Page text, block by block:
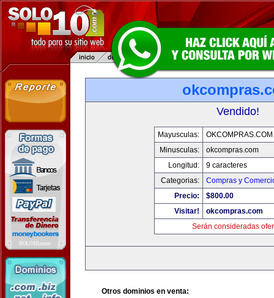
Vendido!
Mayusculas:
OKCOMPRAS.COM
Minusculas:
okcompras.com
Longitud:
9 caracteres
Categorias:
Compras y
Precio:
$800.00
Visitar!
okcompras.com
Serán consideradas
Otros dominios en venta: